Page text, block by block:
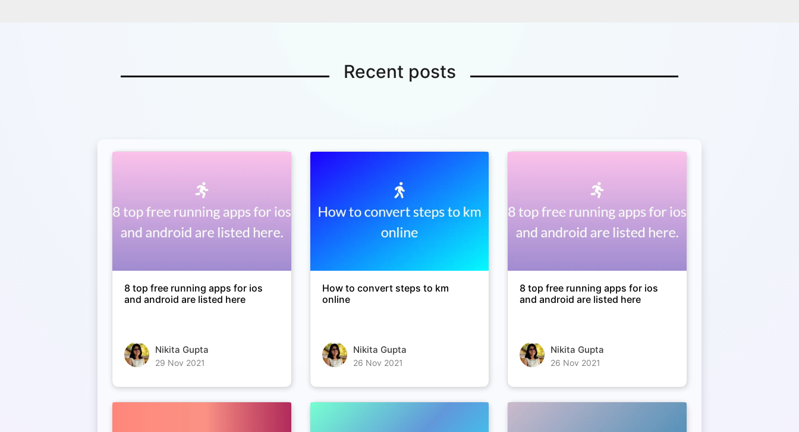
Recent posts
8 top free running apps for ios
and android are listed here
Nikita Gupta
29 Nov 2021
How to convert steps to km
online
Nikita Gupta
26 Nov 2021
8 top free running apps for ios
and android are listed here
Nikita Gupta
26 Nov 2021